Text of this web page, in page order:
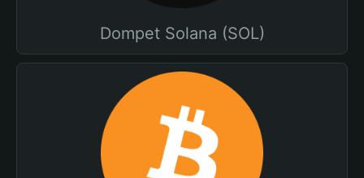
Dompet Solana (SOL)